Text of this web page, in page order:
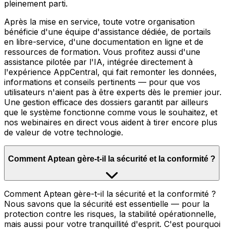
pleinement parti.
Après la mise en service, toute votre organisation
bénéficie d'une équipe d'assistance dédiée, de portails
en libre-service, d'une documentation en ligne et de
ressources de formation. Vous profitez aussi d'une
assistance pilotée par l'IA, intégrée directement à
l'expérience AppCentral, qui fait remonter les données,
informations et conseils pertinents — pour que vos
utilisateurs n'aient pas à être experts dès le premier jour.
Une gestion efficace des dossiers garantit par ailleurs
que le système fonctionne comme vous le souhaitez, et
nos webinaires en direct vous aident à tirer encore plus
de valeur de votre technologie.
Comment Aptean gère-t-il la sécurité et la conformité ?
Comment Aptean gère-t-il la sécurité et la conformité ?
Nous savons que la sécurité est essentielle — pour la
protection contre les risques, la stabilité opérationnelle,
mais aussi pour votre tranquillité d'esprit. C'est pourquoi